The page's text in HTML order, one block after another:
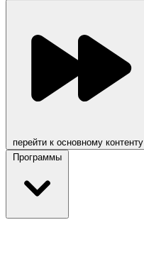
перейти к основному контенту
Программы